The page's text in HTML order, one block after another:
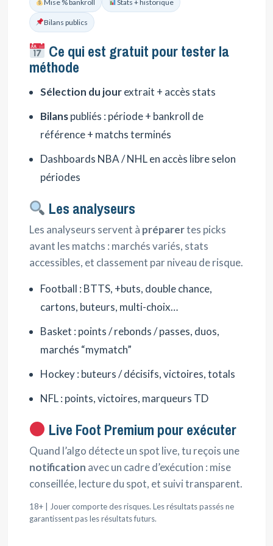
Mise % bankroll Stats + historique
Bilans publics
Ce qui est gratuit pour tester la
méthode
Sélection du jourextrait + accès stats
Bilanspubliés : période + bankroll de
référence + matchs terminés
Dashboards NBA / NHL en accès libre selon
périodes
Les analyseurs
Les analyseurs servent à préparertes picks
avant les matchs : marchés variés, stats
accessibles, et classement par niveau de risque.
Football : BTTS, +buts, double chance,
cartons, buteurs, multi-choix…
Basket : points / rebonds / passes, duos,
marchés “mymatch”
Hockey : buteurs / décisifs, victoires, totals
NFL : points, victoires, marqueurs TD
Live Foot Premium pour exécuter
Quand l’algo détecte un spot live, tu reçois une
notification avec un cadre d’exécution : mise
conseillée, lecture du spot, et suivi transparent.
18+ | Jouer comporte des risques. Les résultats passés ne
garantissent pas les résultats futurs.